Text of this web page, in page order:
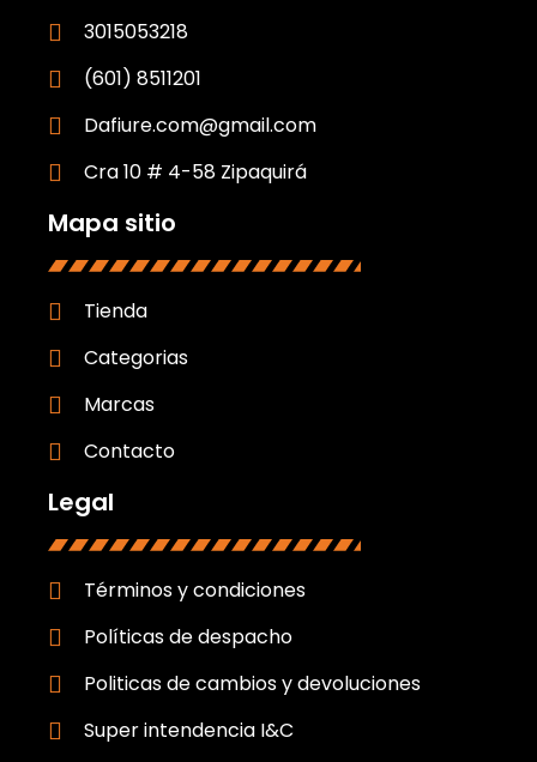
3015053218
(601) 8511201
Dafiure.com@gmail.com
Cra 10 # 4-58 Zipaquirá
Mapa sitio
Tienda
Categorias
Marcas
Contacto
Legal
Términos y condiciones
Políticas de despacho
Politicas de cambios y devoluciones
Super intendencia I&C